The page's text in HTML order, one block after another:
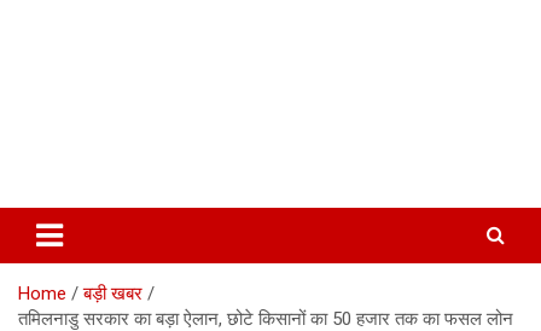
Home
बड़ी खबर
तमिलनाडु सरकार का बड़ा ऐलान, छोटे किसानों का 50 हजार तक का फसल लोन